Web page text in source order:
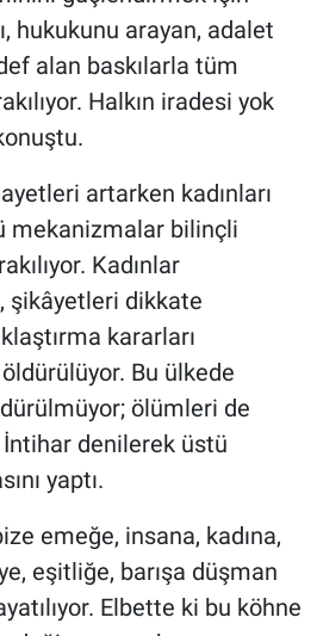
hukukunu arayan, adalet
alan baskılarla tüm
Halkın iradesi yok
artarken kadınları
mekanizmalar bilinçli
Kadınlar
şikâyetleri dikkate
kararları
Bu ülkede
ölümleri de
İntihar denilerek üstü
yaptı.
emeğe, insana, kadına,
eşitliğe, barışa düşman
Elbette ki bu köhne